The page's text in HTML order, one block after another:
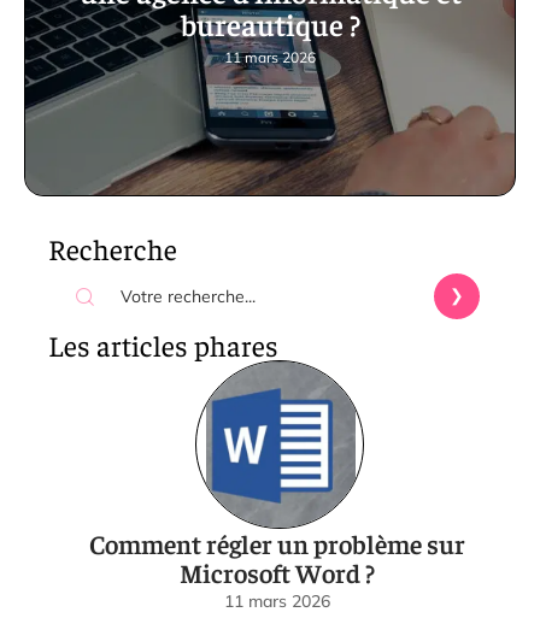
bureautique ?
11 mars 2026
Recherche
Les articles phares
Comment régler un problème sur
Microsoft Word ?
11 mars 2026